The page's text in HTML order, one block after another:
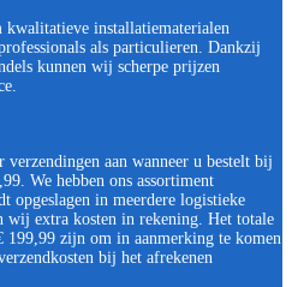
installatiematerialen
als particulieren. Dankzij
kunnen wij scherpe prijzen
aan wanneer u bestelt bij
We hebben ons assortiment
opgeslagen in meerdere logistieke
wij extra kosten in rekening. Het totale
199,99 zijn om in aanmerking te komen
bij het afrekenen